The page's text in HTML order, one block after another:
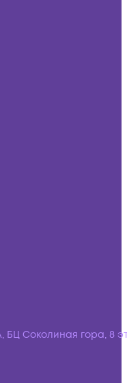
БЦ Соколиная гора, 8